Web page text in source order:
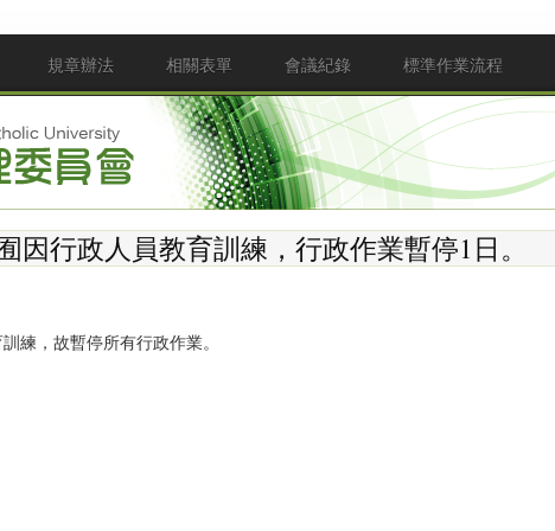
規章辦法 相關表單 會議紀錄 標準作業流程
因行政人員教育訓練，行政作業暫停1日。
練，故暫停所有行政作業。